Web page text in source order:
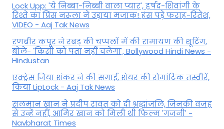
Lock Upp: 'ये निब्बा-निब्बी वाला प्यार', हर्षद-शिवांगी के
रिश्ते का प्रिंस नरूला ने उड़ाया मजाक! हंस पड़े फराह-रितेश,
VIDEO - Aaj Tak News
रणबीर कपूर ने रबड़ की चप्पलों में की रामायण की शूटिंग,
बोले- 'किसी को पता नहीं चलेगा', Bollywood Hindi News -
Hindustan
एक्ट्रेस जिया शंकर ने की सगाई, शेयर की रोमांटिक तस्वीरें,
किया LipLock - Aaj Tak News
सलमान खान ने प्रदीप रावत को दी श्रद्धांजलि, जिनकी वजह
से उन्हें नहीं, आमिर खान को मिली थी फिल्म 'गजनी' -
Navbharat Times